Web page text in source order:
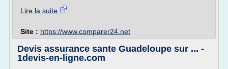
Lire la suite
Site : https://www.comparer24.net
Devis assurance sante Guadeloupe sur ... -
1devis-en-ligne.com